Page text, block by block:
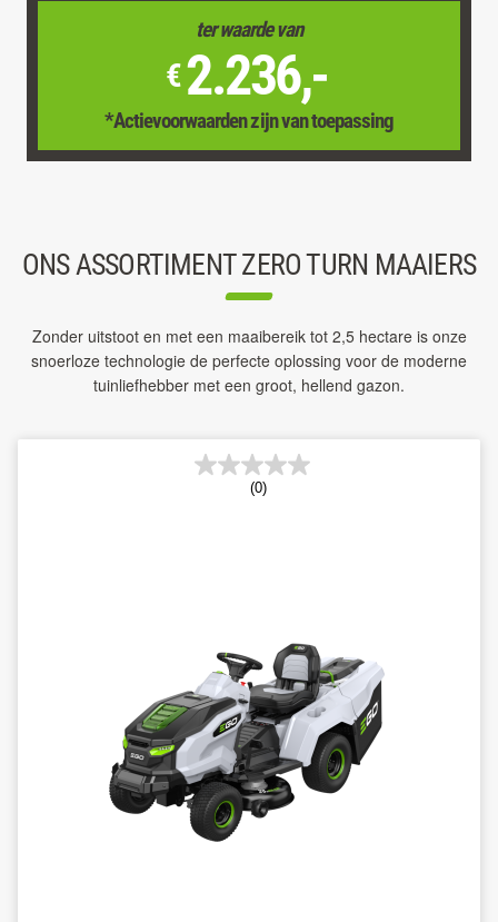
ter waarde van
€2.236,-
*Actievoorwaarden zijn van toepassing
ONS ASSORTIMENT ZERO TURN MAAIERS
Zonder uitstoot en met een maaibereik tot 2,5 hectare is onze
snoerloze technologie de perfecte oplossing voor de moderne
tuinliefhebber met een groot, hellend gazon.
(0)